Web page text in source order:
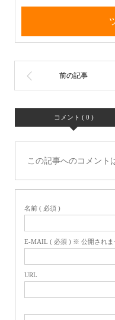
コメント ( 0 )
この記事へのコメント
名前 ( 必須 )
E-MAIL ( 必須 ) ※ 公開されま
URL